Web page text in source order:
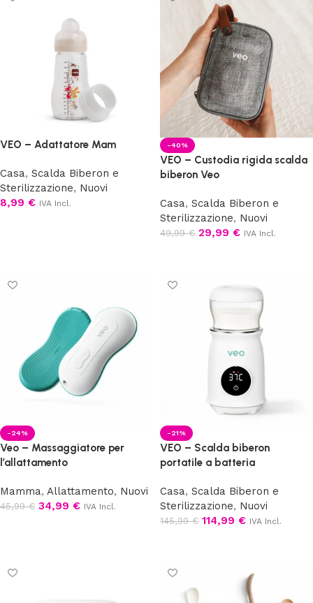
VEO – Adattatore Mam
Casa, Scalda Biberon e
Sterilizzazione, Nuovi
8,99 € IVA Incl.
-40%
VEO – Custodia rigida scalda
biberon Veo
Casa, Scalda Biberon e
Sterilizzazione, Nuovi
49,99€ 29,99 € IVA Incl.
-24%
Veo – Massaggiatore per
l’allattamento
Mamma, Allattamento, Nuovi
45,99€ 34,99 € IVA Incl.
-21%
VEO – Scalda biberon
portatile a batteria
Casa, Scalda Biberon e
Sterilizzazione, Nuovi
145,99€ 114,99 € IVA Incl.